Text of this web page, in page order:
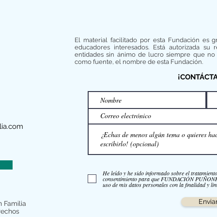
Familia
El material facilitado por esta Fundación es
educadores interesados. Está autorizada
entidades sin ánimo de lucro siempre que
como fuente, el nombre de esta Fundación.
He leído y he sido informado sobre el
consentimiento para que FUNDACIÓN
uso de mis datos personales con la finalidad y